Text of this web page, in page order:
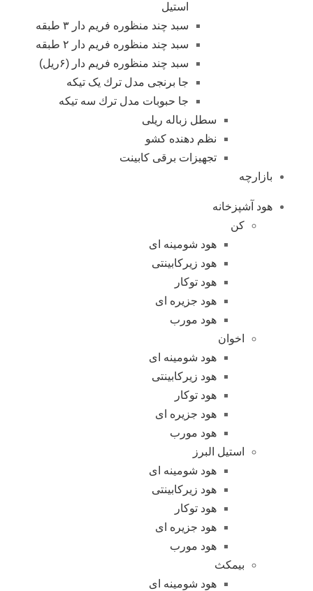
استیل
سبد چند منظوره فریم دار ۳ طبقه
سبد چند منظوره فریم دار ۲ طبقه
سبد چند منظوره فریم دار (۶ریل)
جا برنجی مدل ترك یک تیکه
جا حبوبات مدل ترك سه تیکه
سطل زباله ریلی
نظم دهنده کشو
تجهیزات برقی کابینت
بازارچه
هود آشپزخانه
کن
هود شومینه ای
هود زیرکابینتی
هود توکار
هود جزیره ای
هود مورب
اخوان
هود شومینه ای
هود زیرکابینتی
هود توکار
هود جزیره ای
هود مورب
استیل البرز
هود شومینه ای
هود زیرکابینتی
هود توکار
هود جزیره ای
هود مورب
بیمکث
هود شومینه ای